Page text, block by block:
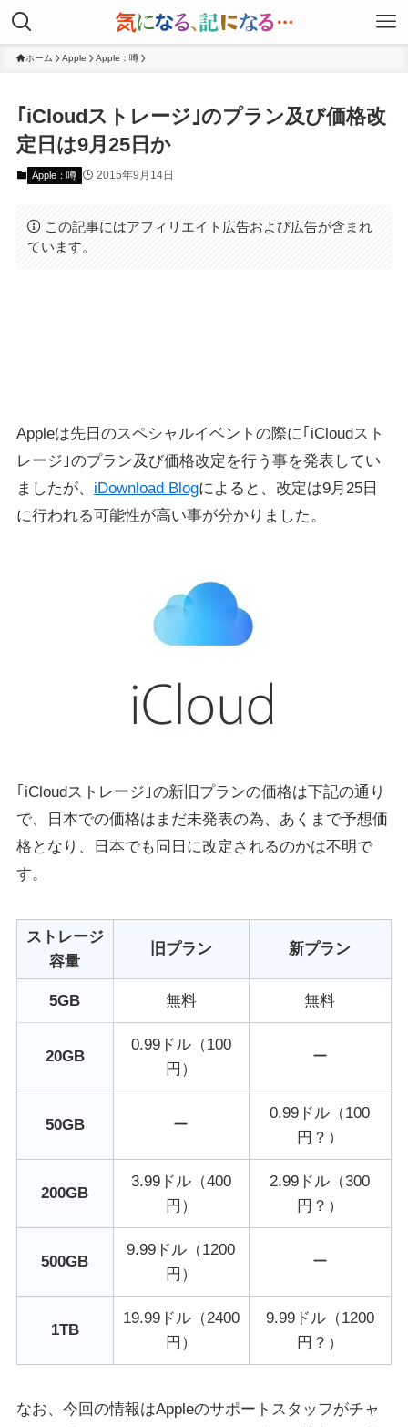
ホーム Apple Apple：噂
｢iCloudストレージ｣のプラン及び価格改
定日は9月25日か
Apple：噂 2015年9月14日
この記事にはアフィリエイト広告および広告が含まれ
ています。
Appleは先日のスペシャルイベントの際に｢iCloudスト
レージ｣のプラン及び価格改定を行う事を発表してい
ましたが、 iDownload Blogによると、改定は9月25日
に行われる可能性が高い事が分かりました。
｢iCloudストレージ｣の新旧プランの価格は下記の通り
で、日本での価格はまだ未発表の為、あくまで予想価
格となり、日本でも同日に改定されるのかは不明で
す。
ストレージ
容量
旧プラン 新プラン
5GB 無料 無料
20GB
0.99ドル（100
円）
ー
50GB ー
0.99ドル（100
円？）
200GB
3.99ドル（400
円）
2.99ドル（300
円？）
500GB
9.99ドル（1200
円）
ー
1TB
19.99ドル（2400
円）
9.99ドル（1200
円？）
なお、今回の情報はAppleのサポートスタッフがチャ